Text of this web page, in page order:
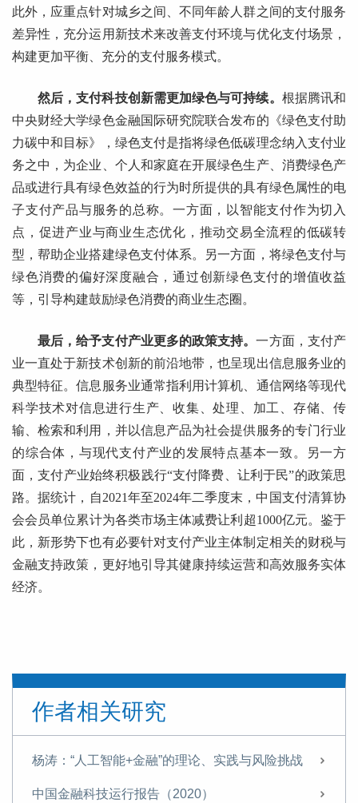
此外，应重点针对城乡之间、不同年龄人群之间的支付服务
差异性，充分运用新技术来改善支付环境与优化支付场景，
构建更加平衡、充分的支付服务模式。
然后，支付科技创新需更加绿色与可持续。 根据腾讯和
中央财经大学绿色金融国际研究院联合发布的《绿色支付助
力碳中和目标》，绿色支付是指将绿色低碳理念纳入支付业
务之中，为企业、个人和家庭在开展绿色生产、消费绿色产
品或进行具有绿色效益的行为时所提供的具有绿色属性的电
子支付产品与服务的总称。一方面，以智能支付作为切入
点，促进产业与商业生态优化，推动交易全流程的低碳转
型，帮助企业搭建绿色支付体系。另一方面，将绿色支付与
绿色消费的偏好深度融合，通过创新绿色支付的增值收益
等，引导构建鼓励绿色消费的商业生态圈。
最后，给予支付产业更多的政策支持。一方面，支付产
业一直处于新技术创新的前沿地带，也呈现出信息服务业的
典型特征。信息服务业通常指利用计算机、通信网络等现代
科学技术对信息进行生产、收集、处理、加工、存储、传
输、检索和利用，并以信息产品为社会提供服务的专门行业
的综合体，与现代支付产业的发展特点基本一致。另一方
面，支付产业始终积极践行“支付降费、让利于民”的政策思
路。据统计，自2021年至2024年二季度末，中国支付清算协
会会员单位累计为各类市场主体减费让利超1000亿元。鉴于
此，新形势下也有必要针对支付产业主体制定相关的财税与
金融支持政策，更好地引导其健康持续运营和高效服务实体
经济。
作者相关研究
杨涛：“人工智能+金融”的理论、实践与风险挑战
中国金融科技运行报告（2020）